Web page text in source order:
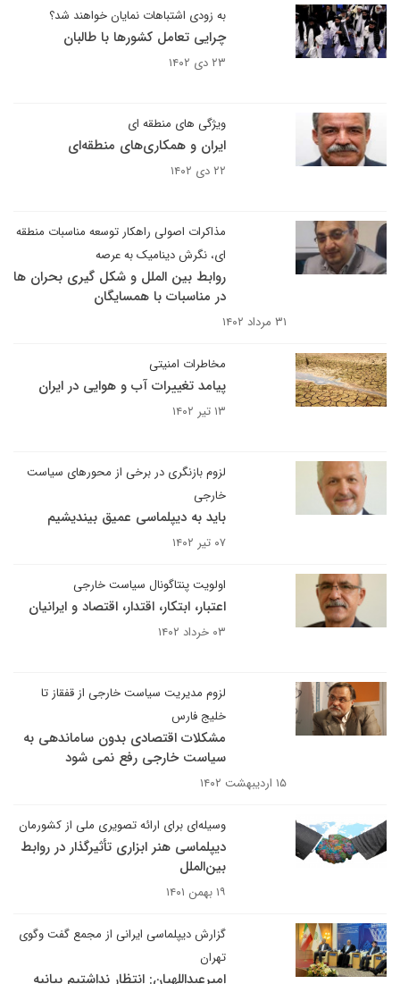
به زودی اشتباهات نمایان خواهند شد؟
چرایی تعامل کشورها با طالبان
۲۳ دی ۱۴۰۲
ویژگی های منطقه ای
ایران و همکاری‌های منطقه‌ای
۲۲ دی ۱۴۰۲
مذاکرات اصولی راهکار توسعه مناسبات منطقه
ای، نگرش دینامیک به عرصه
روابط بین الملل و شکل گیری بحران ها
در مناسبات با همسایگان
۳۱ مرداد ۱۴۰۲
مخاطرات امنیتی
پیامد تغییرات آب و هوایی در ایران
۱۳ تیر ۱۴۰۲
لزوم بازنگری در برخی از محورهای سیاست
خارجی
باید به دیپلماسی عمیق بیندیشیم
۰۷ تیر ۱۴۰۲
اولویت پنتاگونال سیاست خارجی
اعتبار، ابتکار، اقتدار، اقتصاد و ایرانیان
۰۳ خرداد ۱۴۰۲
لزوم مدیریت سیاست خارجی از قفقاز تا
خلیج فارس
مشکلات اقتصادی بدون ساماندهی به
سیاست خارجی رفع نمی شود
۱۵ اردیبهشت ۱۴۰۲
وسیله‌ای برای ارائه تصویری ملی از کشورمان
دیپلماسی هنر ابزاری تأثیرگذار در روابط
بین‌الملل
۱۹ بهمن ۱۴۰۱
گزارش دیپلماسی ایرانی از مجمع گفت وگوی
تهران
امیرعبداللهیان: انتظار نداشتیم بیانیه